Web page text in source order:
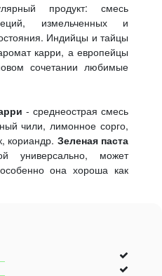
продукт: смесь
измельченных и
Индийцы и тайцы
карри, а европейцы
сочетании любимые
- среднеострая смесь
чили, лимонное сорго,
кориандр. Зеленая паста
универсально, может
она хороша как